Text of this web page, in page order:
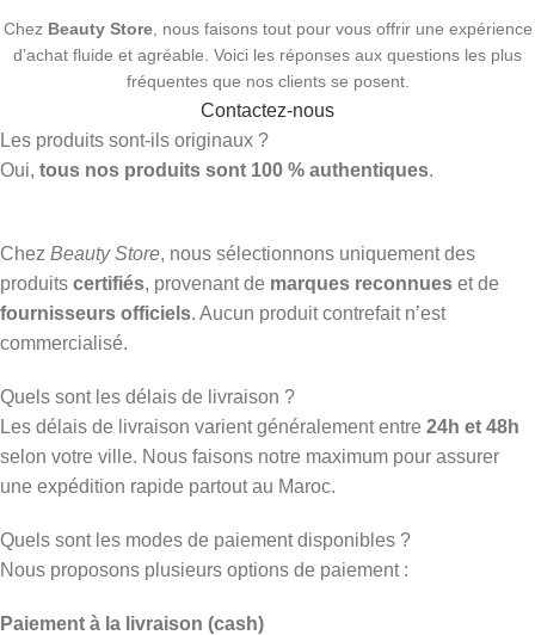
Chez Beauty Store, nous faisons tout pour vous offrir une expérience
d’achat fluide et agréable. Voici les réponses aux questions les plus
fréquentes que nos clients se posent.
Contactez-nous
Les produits sont-ils originaux ?
Oui, tous nos produits sont 100 % authentiques.
Chez Beauty Store, nous sélectionnons uniquement des
produits certifiés, provenant de marques reconnues et de
fournisseurs officiels. Aucun produit contrefait n’est
commercialisé.
Quels sont les délais de livraison ?
Les délais de livraison varient généralement entre 24h et 48h
selon votre ville. Nous faisons notre maximum pour assurer
une expédition rapide partout au Maroc.
Quels sont les modes de paiement disponibles ?
Nous proposons plusieurs options de paiement :
Paiement à la livraison (cash)